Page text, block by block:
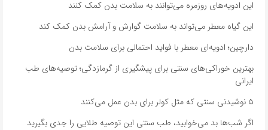
این ادویه‌های روزمره می‌توانند به سلامت بدن کمک کنند
این گیاه معطر می‌تواند به سلامت گوارش و آرامش بدن کمک کند
دارچین؛ ادویه‌ای معطر با فواید احتمالی برای سلامت بدن
بهترین خوراکی‌های سنتی برای پیشگیری از گرمازدگی؛ توصیه‌های طب
ایرانی
۵ نوشیدنی سنتی که مثل کولر برای بدن عمل می‌کنند
اگر شب‌ها بد می‌خوابید، طب سنتی این توصیه طلایی را جدی بگیرید